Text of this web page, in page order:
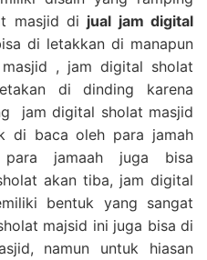
masjid di jual jam digital
di letakkan di manapun
masjid , jam digital sholat
di dinding karena
jam digital sholat masjid
di baca oleh para jamah
jamaah juga bisa
akan tiba, jam digital
bentuk yang sangat
majsid ini juga bisa di
namun untuk hiasan